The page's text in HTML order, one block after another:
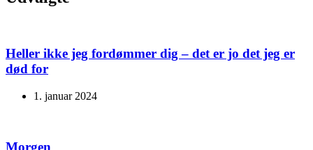
Heller ikke jeg fordømmer dig – det er jo det jeg er
død for
1. januar 2024
Morgen